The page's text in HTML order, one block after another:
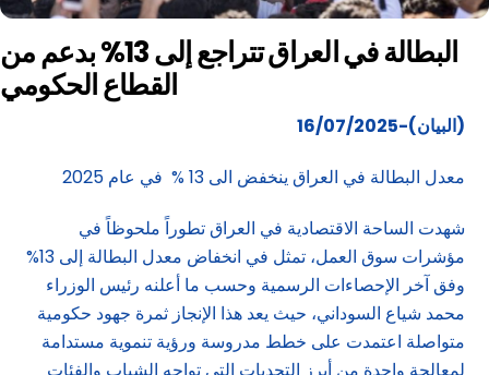
البطالة في العراق تتراجع إلى 13% بدعم من
القطاع الحكومي
(البيان)-16/07/2025
معدل البطالة في العراق ينخفض الى 13 % في عام 2025
شهدت الساحة الاقتصادية في العراق تطوراً ملحوظاً في
مؤشرات سوق العمل، تمثل في انخفاض معدل البطالة إلى 13%
وفق آخر الإحصاءات الرسمية وحسب ما أعلنه رئيس الوزراء
محمد شياع السوداني، حيث يعد هذا الإنجاز ثمرة جهود حكومية
متواصلة اعتمدت على خطط مدروسة ورؤية تنموية مستدامة
لمعالجة واحدة من أبرز التحديات التي تواجه الشباب والفئات